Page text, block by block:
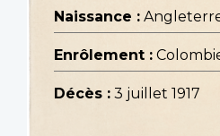
Naissance :
Enrôlement :
Décès : 3 juillet 1917